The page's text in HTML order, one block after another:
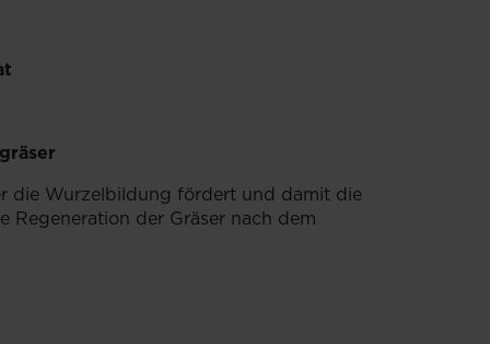
die Wurzelbildung fördert und damit die
Regeneration der Gräser nach dem